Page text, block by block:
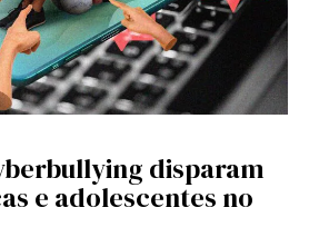
disparam
e adolescentes no